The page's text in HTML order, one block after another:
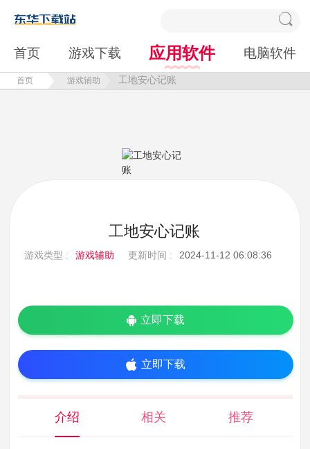
首页 游戏下载 应用软件 电脑软件
首页 游戏辅助 工地安心记账
工地安心记账
游戏类型 : 游戏辅助 更新时间 : 2024-11-12 06:08:36
立即下载
立即下载
介绍 相关 推荐